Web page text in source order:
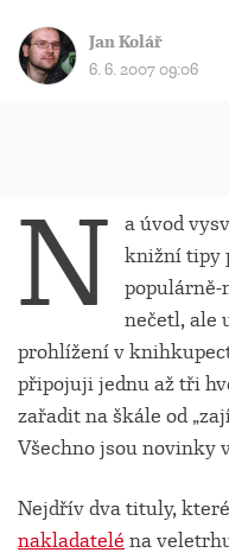
Jan Kolář
6. 6. 2007 09:06
N
a úvod
knižní tipy
populárně-
nečetl, ale
prohlížení v
připojuji jednu až tři
zařadit na škále od
Všechno jsou novinky
Nejdřív dva tituly,
nakladatelé na